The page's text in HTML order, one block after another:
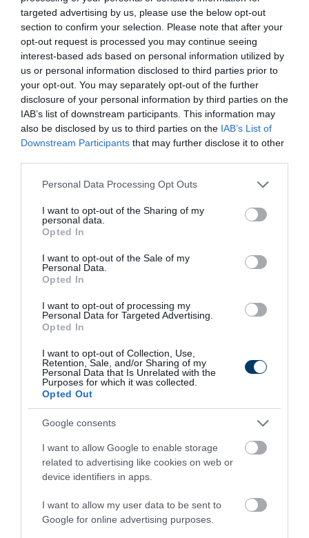
targeted advertising by us, please use the below opt-out
section to confirm your selection. Please note that after your
opt-out request is processed you may continue seeing
interest-based ads based on personal information utilized by
us or personal information disclosed to third parties prior to
your opt-out. You may separately opt-out of the further
disclosure of your personal information by third parties on the
IAB’s list of downstream participants. This information may
also be disclosed by us to third parties on the IAB’s List of
Downstream Participants that may further disclose it to other
Please note that this website/app uses one or more Google
not limited to your visit or usage behaviour. You may click to
grant or deny consent to Google and its third-party tags to
use your data for below specified purposes in below Google
consent section.
Personal Data Processing Opt Outs
I want to opt-out of the Sharing of my
personal data.
Opted In
I want to opt-out of the Sale of my
Personal Data.
Opted In
I want to opt-out of processing my
Personal Data for Targeted Advertising.
Opted In
I want to opt-out of Collection, Use,
Retention, Sale, and/or Sharing of my
Personal Data that Is Unrelated with the
Purposes for which it was collected.
Opted Out
Google consents
I want to allow Google to enable storage
related to advertising like cookies on web or
device identifiers in apps.
I want to allow my user data to be sent to
Google for online advertising purposes.
Fungus Is A Parasite, And It Dies From A Drop Of
Plain...
More
489 115 165
3 h 57 min
Your Body!
325 81 279
1 h 35 min